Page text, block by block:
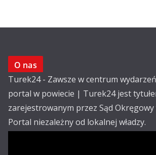
O nas
Turek24 - Zawsze w centrum
portal w powiecie | Turek24 jest
zarejestrowanym przez Sąd Okręgowy
Portal niezależny od lokalnej władzy.